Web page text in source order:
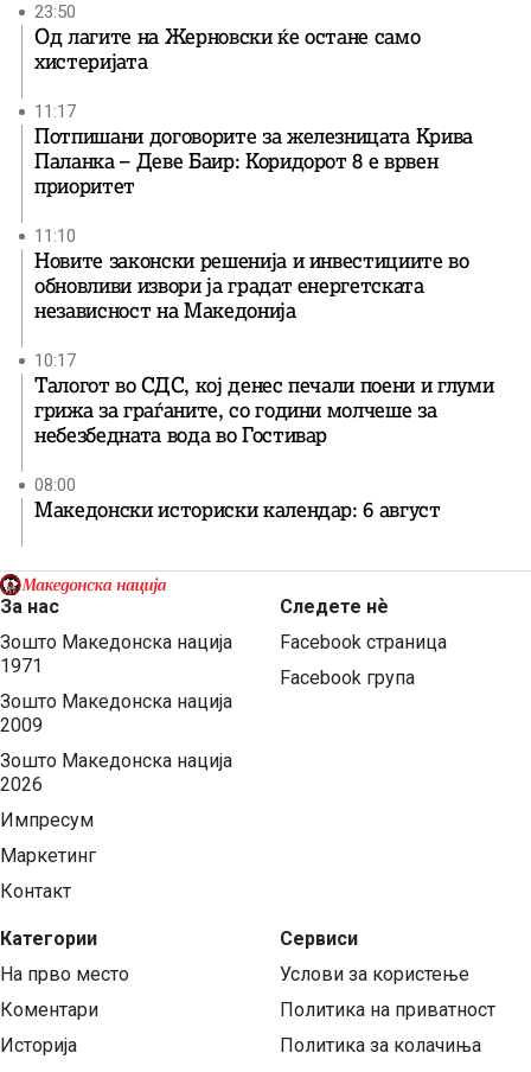
23:50
Од лагите на Жерновски ќе остане само
хистеријата
11:17
Потпишани договорите за железницата Крива
Паланка – Деве Баир: Коридорот 8 е врвен
приоритет
11:10
Новите законски решенија и инвестициите во
обновливи извори ја градат енергетската
независност на Македонија
10:17
Талогот во СДС, кој денес печали поени и глуми
грижа за граѓаните, со години молчеше за
небезбедната вода во Гостивар
08:00
Македонски историски календар: 6 август
За нас
Зошто Македонска нација
1971
Зошто Македонска нација
2009
Зошто Македонска нација
2026
Импресум
Маркетинг
Контакт
Категории
На прво место
Коментари
Историја
Следете нѐ
Facebook страница
Facebook група
Сервиси
Услови за користење
Политика на приватност
Политика за колачиња